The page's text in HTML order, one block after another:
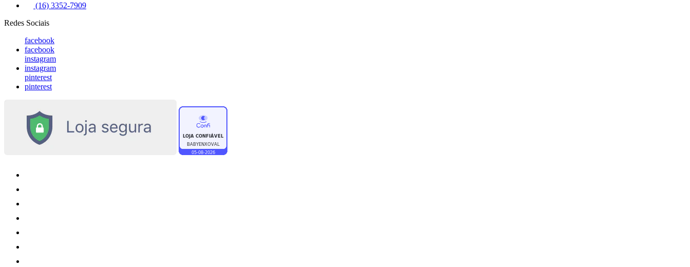
(16) 3352-7909
Redes Sociais
facebook
facebook
instagram
instagram
pinterest
pinterest